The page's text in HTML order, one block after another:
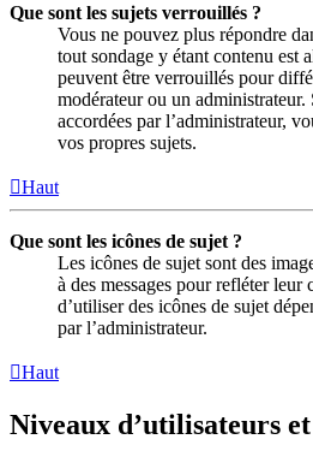
Que sont les sujets verrouillés ?
Vous ne pouvez plus répondre
tout sondage y étant contenu est
peuvent être verrouillés pour
modérateur ou un administrateur.
accordées par l’administrateur,
vos propres sujets.
Haut
Que sont les icônes de sujet ?
Les icônes de sujet sont des
à des messages pour refléter
d’utiliser des icônes de sujet
par l’administrateur.
Haut
Niveaux d’utilisateurs